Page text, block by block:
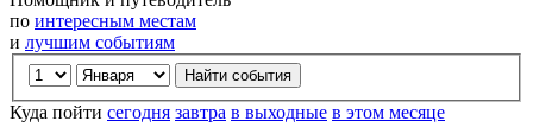
по интересным местам
и лучшим событиям
Куда пойти сегодня завтра в выходные в этом месяце